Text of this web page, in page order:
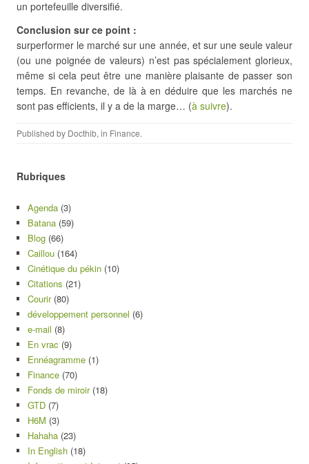
un portefeuille diversifié.
Conclusion sur ce point :
surperformer le marché sur une année, et sur une seule valeur
(ou une poignée de valeurs) n’est pas spécialement glorieux,
même si cela peut être une manière plaisante de passer son
temps. En revanche, de là à en déduire que les marchés ne
sont pas efficients, il y a de la marge… (à suivre).
Published by Docthib, in Finance.
Rubriques
Agenda (3)
Batana (59)
Blog (66)
Caillou (164)
Cinétique du pékin (10)
Citations (21)
Courir(80)
développement personnel (6)
e-mail (8)
En vrac (9)
Ennéagramme (1)
Finance (70)
Fonds de miroir(18)
GTD (7)
H6M (3)
Hahaha (23)
In English (18)